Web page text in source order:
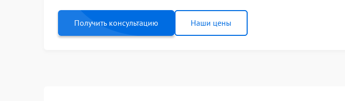
Получить консультацию Наши цены